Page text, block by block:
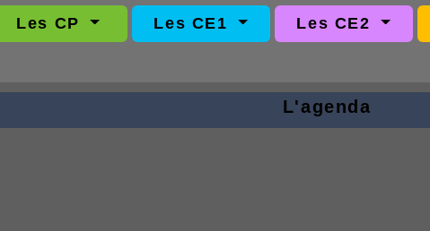
Les CP Les CE1 Les CE2
L'agenda